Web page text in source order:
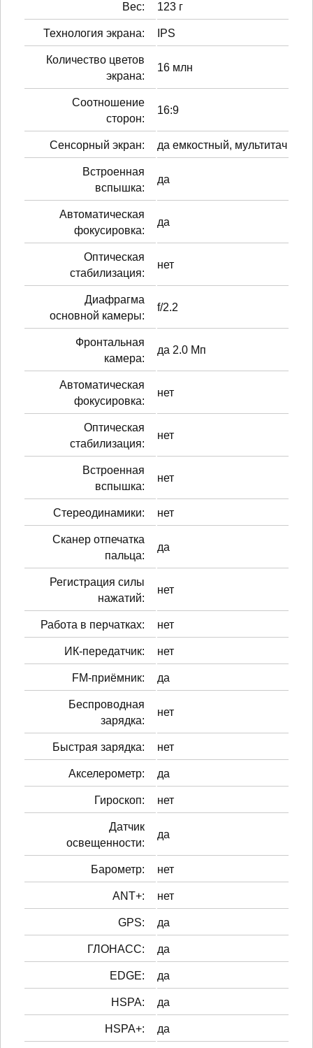
Вес: 123 г
Технология экрана: IPS
Количество цветов
экрана:
16 млн
Соотношение
сторон:
16:9
Сенсорный экран: да емкостный, мультитач
Встроенная
вспышка:
да
Автоматическая
фокусировка:
да
Оптическая
стабилизация:
нет
Диафрагма
основной камеры:
f/2.2
Фронтальная
камера:
да 2.0 Мп
Автоматическая
фокусировка:
нет
Оптическая
стабилизация:
нет
Встроенная
вспышка:
нет
Стереодинамики: нет
Сканер отпечатка
пальца:
да
Регистрация силы
нажатий:
нет
Работа в перчатках: нет
ИК-передатчик: нет
FM-приёмник: да
Беспроводная
зарядка:
нет
Быстрая зарядка: нет
Акселерометр: да
Гироскоп: нет
Датчик
освещенности:
да
Барометр: нет
ANT+: нет
GPS: да
ГЛОНАСС: да
EDGE: да
HSPA: да
HSPA+: да